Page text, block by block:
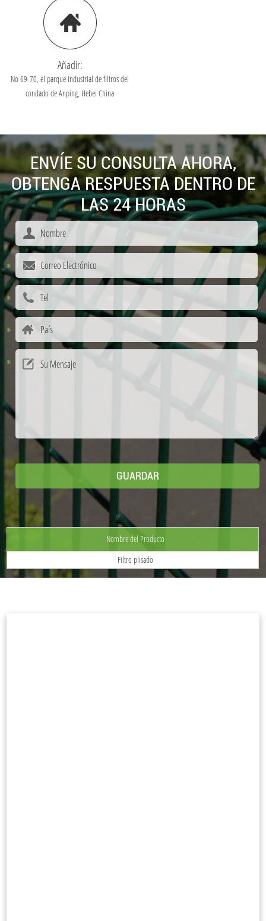
Añadir:
No 69-70, el parque industrial de filtros del
condado de Anping, Hebei China
ENVÍE SU CONSULTA AHORA,
OBTENGA RESPUESTA DENTRO DE
LAS 24 HORAS
Nombre del Producto
Filtro plisado